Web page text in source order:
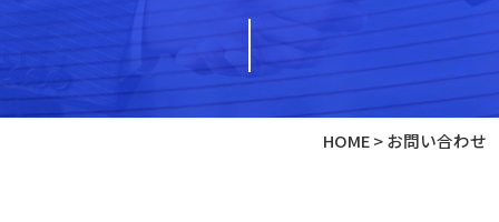
HOME>お問い合わせ